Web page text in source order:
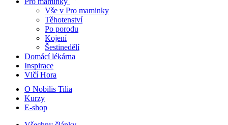
Vše v Pro maminky
Těhotenství
Po porodu
Kojení
Šestinedělí
Domácí lékárna
Inspirace
Vlčí Hora
O Nobilis Tilia
Kurzy
E-shop